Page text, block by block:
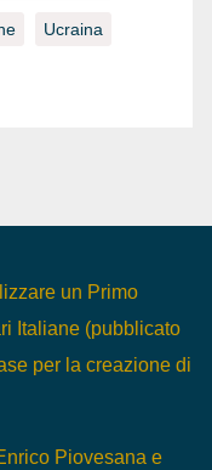
Ucraina
un Primo
Italiane (pubblicato
per la creazione di
Piovesana e